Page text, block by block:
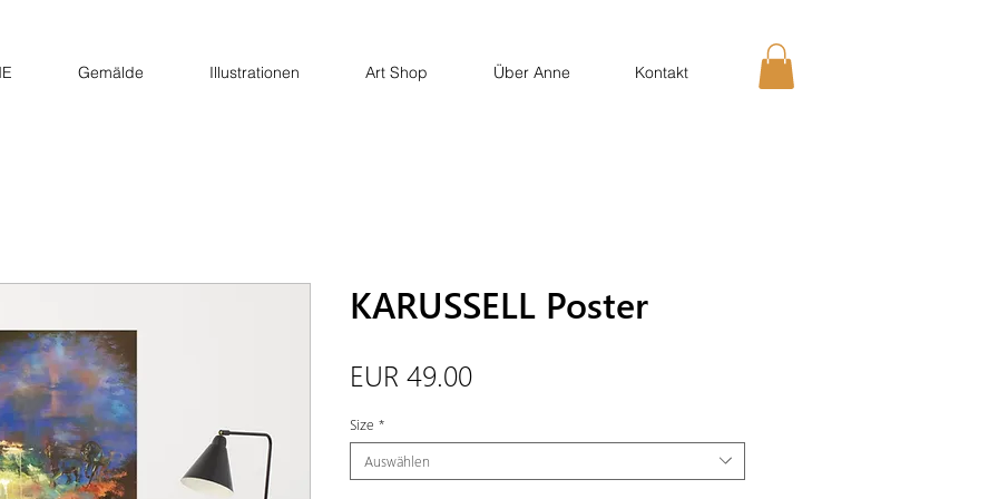
Gemälde Illustrationen Art Shop Über Anne Kontakt
KARUSSELL Poster
EUR 49.00Preis
Size *
Auswählen